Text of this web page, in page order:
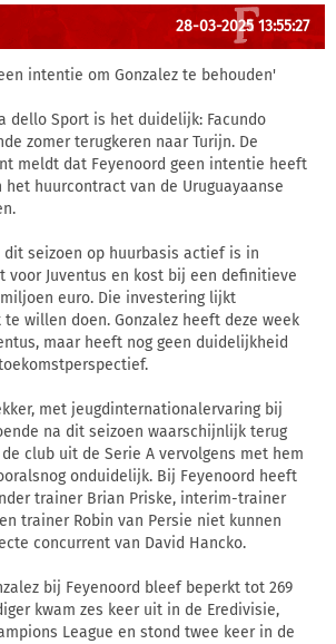
28-03-2025 13:55:27
intentie om Gonzalez te behouden'
dello Sport is het duidelijk: Facundo
zomer terugkeren naar Turijn. De
meldt dat Feyenoord geen intentie heeft
huurcontract van de Uruguayaanse
dit seizoen op huurbasis actief is in
voor Juventus en kost bij een definitieve
miljoen euro. Die investering lijkt
willen doen. Gonzalez heeft deze week
maar heeft nog geen duidelijkheid
met jeugdinternationalervaring bij
na dit seizoen waarschijnlijk terug
club uit de Serie A vervolgens met hem
onduidelijk. Bij Feyenoord heeft
trainer Brian Priske, interim-trainer
trainer Robin van Persie niet kunnen
concurrent van David Hancko.
bij Feyenoord bleef beperkt tot 269
kwam zes keer uit in de Eredivisie,
League en stond twee keer in de